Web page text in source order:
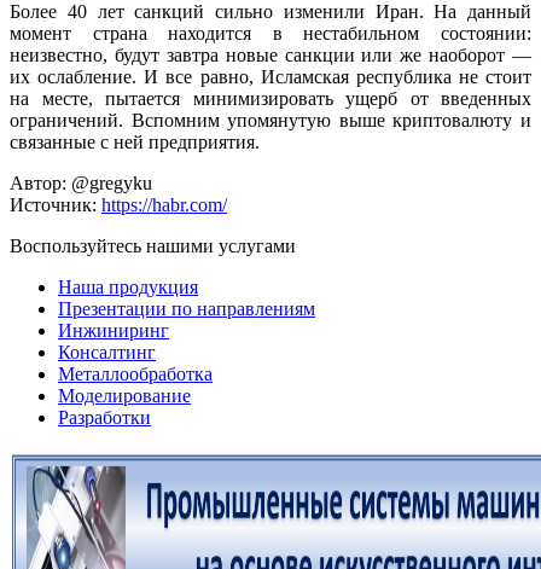
Более 40 лет санкций сильно изменили Иран. На данный
момент страна находится в нестабильном состоянии:
неизвестно, будут завтра новые санкции или же наоборот —
их ослабление. И все равно, Исламская республика не стоит
на месте, пытается минимизировать ущерб от введенных
ограничений. Вспомним упомянутую выше криптовалюту и
связанные с ней предприятия.
Автор: @gregyku
Источник: https://habr.com/
Воспользуйтесь нашими услугами
Наша продукция
Презентации по направлениям
Инжиниринг
Консалтинг
Металлообработка
Моделирование
Разработки